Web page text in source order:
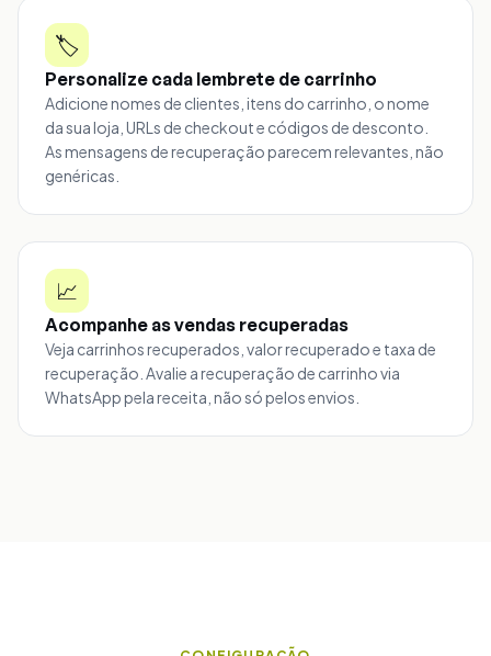
🏷️
Personalize cada lembrete de carrinho
Adicione nomes de clientes, itens do carrinho, o nome
da sua loja, URLs de checkout e códigos de desconto.
As mensagens de recuperação parecem relevantes, não
genéricas.
📈
Acompanhe as vendas recuperadas
Veja carrinhos recuperados, valor recuperado e taxa de
recuperação. Avalie a recuperação de carrinho via
WhatsApp pela receita, não só pelos envios.